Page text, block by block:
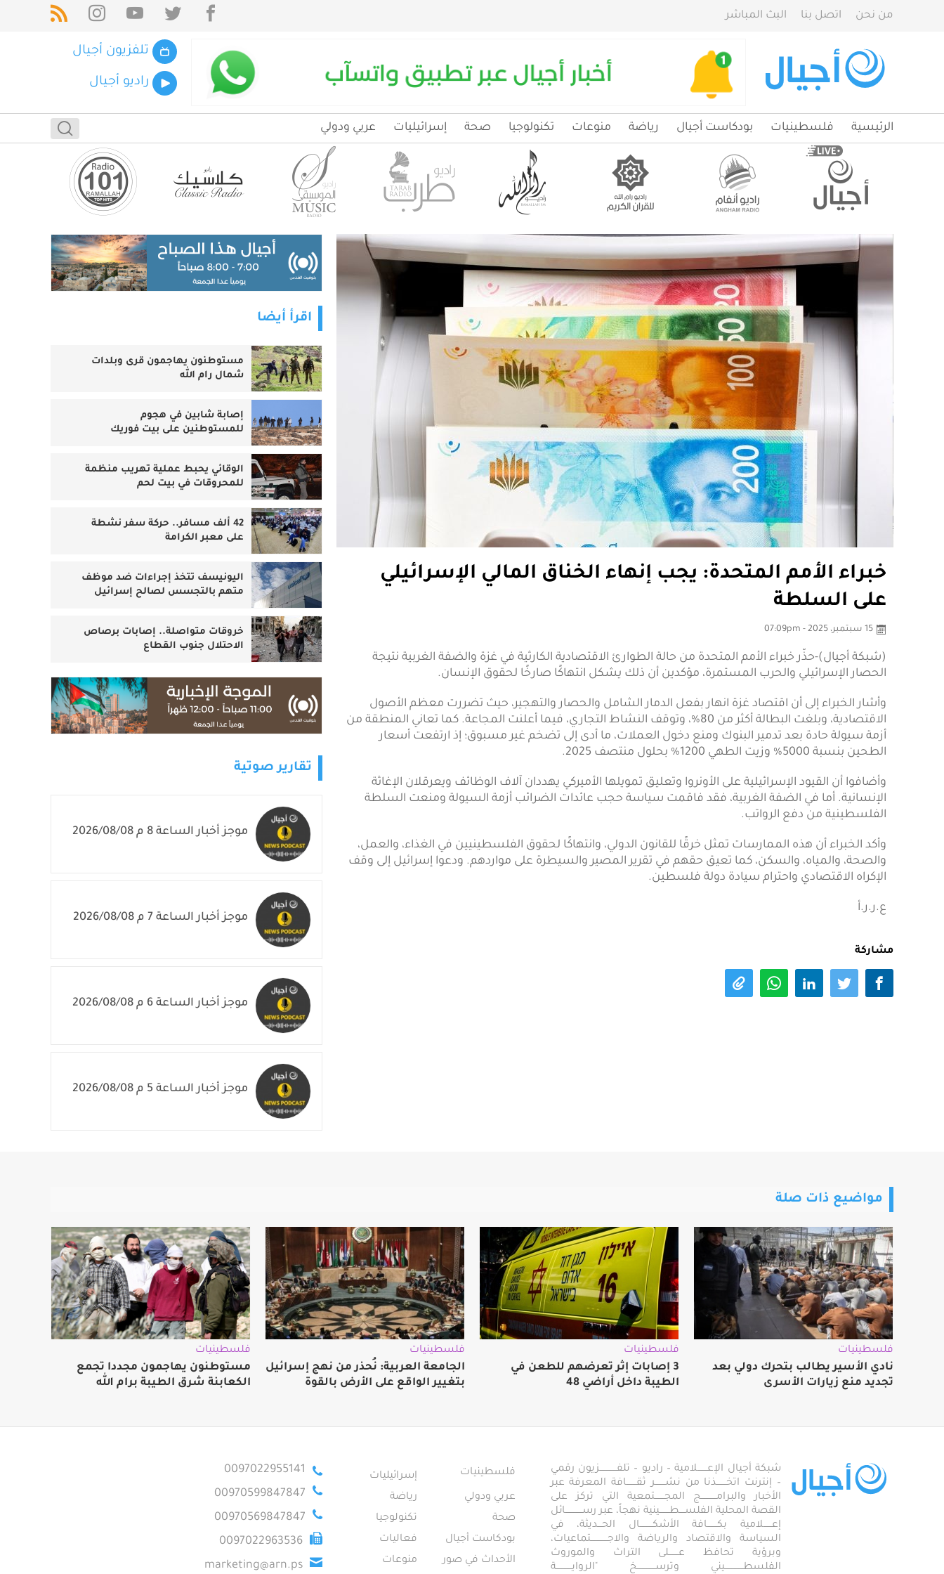
من نحن اتصل بنا البث المباشر
تلفزيون أجيال
راديو أجيال
الرئيسية فلسطينيات بودكاست أجيال رياضة منوعات تكنولوجيا صحة إسرائيليات عربي ودولي
خبراء الأمم المتحدة: يجب إنهاء الخناق المالي الإسرائيلي
على السلطة
15 سبتمبر، 2025 - 07:09pm
(شبكة أجيال)-حذّر خبراء الأمم المتحدة من حالة الطوارئ الاقتصادية الكارثية في غزة والضفة الغربية نتيجة
الحصار الإسرائيلي والحرب المستمرة، مؤكدين أن ذلك يشكل انتهاكًا صارخًا لحقوق الإنسان.
وأشار الخبراء إلى أن اقتصاد غزة انهار بفعل الدمار الشامل والحصار والتهجير، حيث تضررت معظم الأصول
الاقتصادية، وبلغت البطالة أكثر من 80%، وتوقف النشاط التجاري، فيما أعلنت المجاعة. كما تعاني المنطقة من
أزمة سيولة حادة بعد تدمير البنوك ومنع دخول العملات، ما أدى إلى تضخم غير مسبوق؛ إذ ارتفعت أسعار
الطحين بنسبة 5000% وزيت الطهي 1200% بحلول منتصف 2025.
وأضافوا أن القيود الإسرائيلية على الأونروا وتعليق تمويلها الأميركي يهددان آلاف الوظائف ويعرقلان الإغاثة
الإنسانية. أما في الضفة الغربية، فقد فاقمت سياسة حجب عائدات الضرائب أزمة السيولة ومنعت السلطة
الفلسطينية من دفع الرواتب.
وأكد الخبراء أن هذه الممارسات تمثل خرقًا للقانون الدولي، وانتهاكًا لحقوق الفلسطينيين في الغذاء، والعمل،
والصحة، والمياه، والسكن، كما تعيق حقهم في تقرير المصير والسيطرة على مواردهم. ودعوا إسرائيل إلى وقف
الإكراه الاقتصادي واحترام سيادة دولة فلسطين.
ع.ر.ر.أ
مشاركة
اقرأ أيضا
مستوطنون يهاجمون قرى وبلدات
شمال رام الله
إصابة شابين في هجوم
للمستوطنين على بيت فوريك
الوقائي يحبط عملية تهريب منظمة
للمحروقات في بيت لحم
42 ألف مسافر.. حركة سفر نشطة
على معبر الكرامة
اليونيسف تتخذ إجراءات ضد موظف
متهم بالتجسس لصالح إسرائيل
خروقات متواصلة.. إصابات برصاص
الاحتلال جنوب القطاع
تقارير صوتية
موجز أخبار الساعة 8 م 2026/08/08
موجز أخبار الساعة 7 م 2026/08/08
موجز أخبار الساعة 6 م 2026/08/08
موجز أخبار الساعة 5 م 2026/08/08
مواضيع ذات صلة
فلسطينيات
نادي الأسير يطالب بتحرك دولي بعد
تجديد منع زيارات الأسرى
فلسطينيات
3 إصابات إثر تعرضهم للطعن في
الطيبة داخل أراضي 48
فلسطينيات
الجامعة العربية: نُحذر من نهج إسرائيل
بتغيير الواقع على الأرض بالقوة
فلسطينيات
مستوطنون يهاجمون مجددا تجمع
الكعابنة شرق الطيبة برام الله
شبكة أجيال الإعـــــــلامية – راديو – تلفــــــــــــزيون رقمي
– إنترنت اتخـــــــذنا من نشـــــــر ثقـــــــافة المعرفة عبر
الأخبار والبرامـــــــــــج المجـــــــتمعية التي تركز على
القصة المحلية الفلســــطـــــــينية نهجاً، عبر رســــــــــــائل
إعــــــلامية بكـــــــافة الأشكـــــــــال الحـــديثة، في
السياسة والاقتصاد والرياضة والاجــــــــــــتماعيات،
وبرؤية تحافظ عـــــــلى التراث والموروث
الفلسطـــــــــــــيني وترســـــــــــــخ "الروايـــــــــــة
فلسطينيات
إسرائيليات
عربي ودولي
رياضة
صحة
تكنولوجيا
بودكاست أجيال
فعاليات
الأحداث في صور
منوعات
0097022955141
00970599847847
00970569847847
0097022963536
marketing@arn.ps